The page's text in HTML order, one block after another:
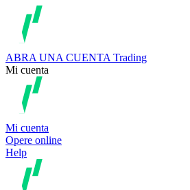
ABRA UNA CUENTA Trading
Mi cuenta
Mi cuenta
Opere online
Help